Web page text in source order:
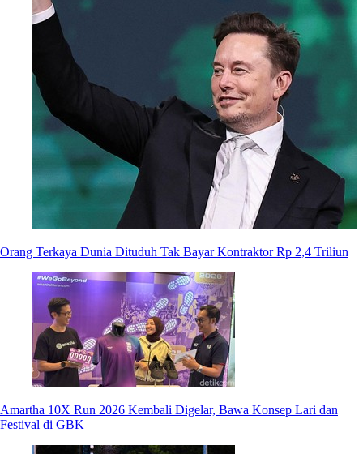
Orang Terkaya Dunia Dituduh Tak Bayar Kontraktor Rp 2,4 Triliun
Amartha 10X Run 2026 Kembali Digelar, Bawa Konsep Lari dan
Festival di GBK